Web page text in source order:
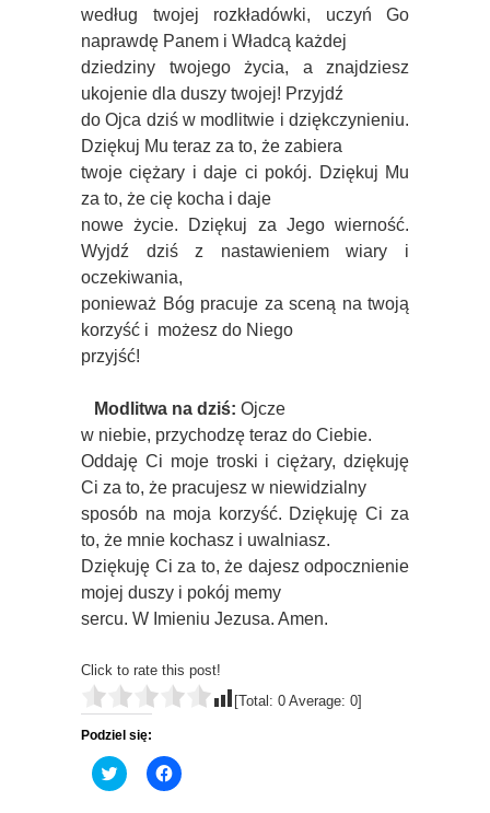
według twojej rozkładówki, uczyń Go
naprawdę Panem i Władcą każdej
dziedziny twojego życia, a znajdziesz
ukojenie dla duszy twojej! Przyjdź
do Ojca dziś w modlitwie i dziękczynieniu.
Dziękuj Mu teraz za to, że zabiera
twoje ciężary i daje ci pokój. Dziękuj Mu
za to, że cię kocha i daje
nowe życie. Dziękuj za Jego wierność.
Wyjdź dziś z nastawieniem wiary i
oczekiwania,
ponieważ Bóg pracuje za sceną na twoją
korzyść i możesz do Niego
przyjść!
Modlitwa na dziś: Ojcze
w niebie, przychodzę teraz do Ciebie.
Oddaję Ci moje troski i ciężary, dziękuję
Ci za to, że pracujesz w niewidzialny
sposób na moja korzyść. Dziękuję Ci za
to, że mnie kochasz i uwalniasz.
Dziękuję Ci za to, że dajesz odpocznienie
mojej duszy i pokój memy
sercu. W Imieniu Jezusa. Amen.
Click to rate this post!
[Total: 0 Average: 0]
Podziel się:
C
l
C
l